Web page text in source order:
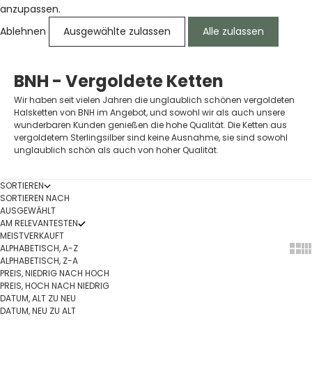
anzupassen.
Ablehnen
Ausgewählte zulassen Alle zulassen
BNH - Vergoldete Ketten
Wir haben seit vielen Jahren die unglaublich schönen vergoldeten
Halsketten von BNH im Angebot, und sowohl wir als auch unsere
wunderbaren Kunden genießen die hohe Qualität. Die Ketten aus
vergoldetem Sterlingsilber sind keine Ausnahme, sie sind sowohl
unglaublich schön als auch von hoher Qualität.
SORTIEREN
SORTIEREN NACH
AUSGEWÄHLT
AM RELEVANTESTEN
MEISTVERKAUFT
ALPHABETISCH, A-Z
ALPHABETISCH, Z-A
PREIS, NIEDRIG NACH HOCH
PREIS, HOCH NACH NIEDRIG
DATUM, ALT ZU NEU
DATUM, NEU ZU ALT